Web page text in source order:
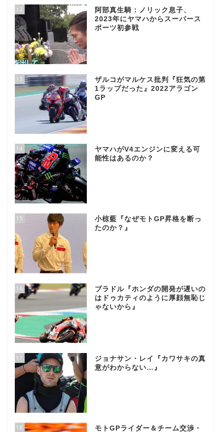
12
阿部真生騎：ノリック息子、
2023年にヤマハからスーパース
ポーツ初参戦
13
ザルコがマルケス批判『狂気の第
1ラップだった』2022アラゴン
GP
14
ヤマハがV4エンジンに変える可
能性はあるのか？
15
小椋藍『なぜモトGP昇格を断っ
たのか？』
16
ブラドル『ホンダの開発が遅いの
はドゥカティのように厚顔無恥じ
ゃないから』
17
ジョナサン・レイ『カワサキの真
意がわからない…』
18 モトGPライダー＆チーム交渉・